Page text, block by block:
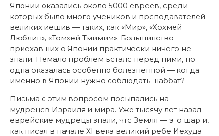
Японии оказались около 5000 евреев, среди
которых было много учеников и преподавателей
великих иешив — таких, как «Мир», «Хохмей
Люблин», «Томхей Тмимим». Большинство
приехавших о Японии практически ничего не
знали. Немало проблем встало перед ними, но
одна оказалась особенно болезненной — когда
именно в Японии нужно соблюдать шаббат?
Письма с этим вопросом посыпались на
мудрецов Израиля и мира. Уже тысячу лет назад
еврейские мудрецы знали, что Земля — это шар и,
как писал в начале XI века великий ребе Иехуда